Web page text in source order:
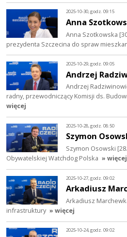
2025-10-30, godz. 09:15
Anna
Anna Szotkowska
prezydenta Szczecina do spraw
2025-10-29, godz. 09:05
Andrzej
Andrzej
radny, przewodniczący Komisji ds.
więcej
2025-10-28, godz. 08:50
Szymon
Szymon Osowski
Obywatelskiej Watchdog Polska » więcej
2025-10-27, godz. 09:02
Arkadiusz
Arkadiusz
infrastruktury » więcej
2025-10-24, godz. 09:02